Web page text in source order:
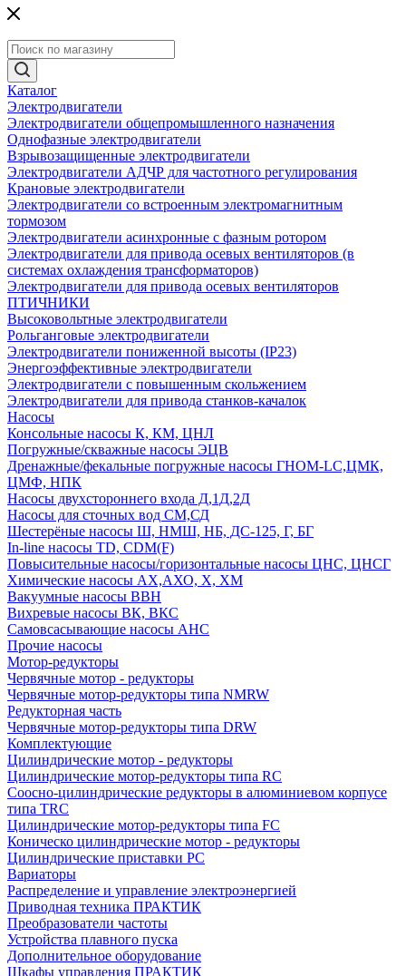
Каталог
Электродвигатели
Электродвигатели общепромышленного назначения
Однофазные электродвигатели
Взрывозащищенные электродвигатели
Электродвигатели АДЧР для частотного регулирования
Крановые электродвигатели
Электродвигатели со встроенным электромагнитным
тормозом
Электродвигатели асинхронные с фазным ротором
Электродвигатели для привода осевых вентиляторов (в
системах охлаждения трансформаторов)
Электродвигатели для привода осевых вентиляторов
ПТИЧНИКИ
Высоковольтные электродвигатели
Рольганговые электродвигатели
Электродвигатели пониженной высоты (IP23)
Энергоэффективные электродвигатели
Электродвигатели с повышенным скольжением
Электродвигатели для привода станков-качалок
Насосы
Консольные насосы К, КМ, ЦНЛ
Погружные/скважные насосы ЭЦВ
Дренажные/фекальные погружные насосы ГНОМ-LC,ЦМК,
ЦМФ, НПК
Насосы двухстороннего входа Д,1Д,2Д
Насосы для сточных вод СМ,СД
Шестерёные насосы Ш, НМШ, НБ, ДС-125, Г, БГ
In-line насосы TD, CDM(F)
Повысительные насосы/горизонтальные насосы ЦНС, ЦНСГ
Химические насосы АХ,АХО, Х, ХМ
Вакуумные насосы ВВН
Вихревые насосы ВК, ВКС
Самовсасывающие насосы АНС
Прочие насосы
Мотор-редукторы
Червячные мотор - редукторы
Червячные мотор-редукторы типа NMRW
Редукторная часть
Червячные мотор-редукторы типа DRW
Комплектующие
Цилиндрические мотор - редукторы
Цилиндрические мотор-редукторы типа RC
Соосно-цилиндрические редукторы в алюминиевом корпусе
типа TRC
Цилиндрические мотор-редукторы типа FC
Коническо цилиндрические мотор - редукторы
Цилиндрические приставки PC
Вариаторы
Распределение и управление электроэнергией
Приводная техника ПРАКТИК
Преобразователи частоты
Устройства плавного пуска
Дополнительное оборудование
Шкафы управления ПРАКТИК